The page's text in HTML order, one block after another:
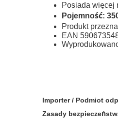
Posiada więcej
Pojemność:
Produkt
EAN
Importer / Podmiot
Zasady